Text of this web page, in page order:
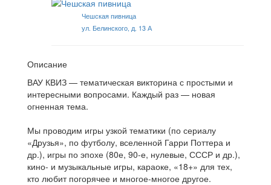
Чешская пивница
ул. Белинского, д. 13 А
Описание
ВАУ КВИЗ — тематическая викторина с простыми и
интересными вопросами. Каждый раз — новая
огненная тема.
Мы проводим игры узкой тематики (по сериалу
«Друзья», по футболу, вселенной Гарри Поттера и
др.), игры по эпохе (80е, 90-е, нулевые, СССР и др.),
кино- и музыкальные игры, караоке, «18+» для тех,
кто любит погорячее и многое-многое другое.